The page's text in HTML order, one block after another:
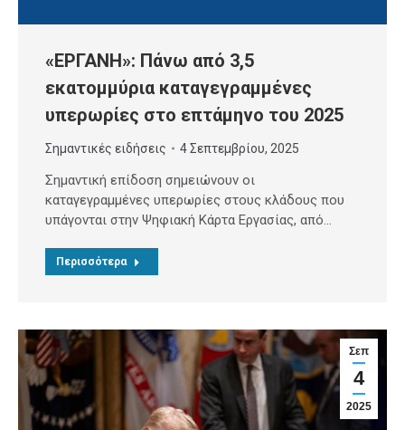
«ΕΡΓΑΝΗ»: Πάνω από 3,5
εκατομμύρια καταγεγραμμένες
υπερωρίες στο επτάμηνο του 2025
Σημαντικές ειδήσεις 4 Σεπτεμβρίου, 2025
Σημαντική επίδοση σημειώνουν οι
καταγεγραμμένες υπερωρίες στους κλάδους που
υπάγονται στην Ψηφιακή Κάρτα Εργασίας, από…
Περισσότερα
Σεπ
4
2025